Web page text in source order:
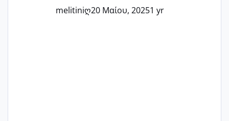
melitiniღ20 Μαίου, 20251 yr